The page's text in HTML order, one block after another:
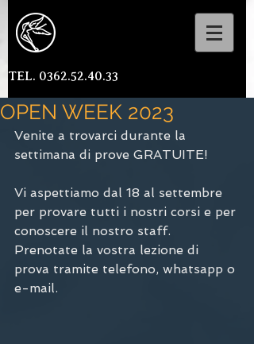
TEL. 0362.52.40.33
OPEN WEEK 2023
Venite a trovarci durante la
settimana di prove GRATUITE!
Vi aspettiamo dal 18 al settembre
per provare tutti i nostri corsi e per
conoscere il nostro staff.
Prenotate la vostra lezione di
prova tramite telefono, whatsapp o
e-mail.